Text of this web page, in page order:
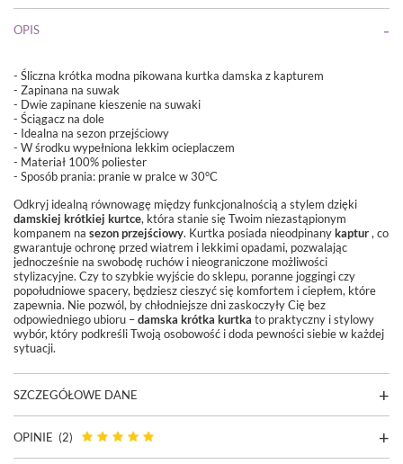
OPIS
- Śliczna krótka modna pikowana kurtka damska z kapturem
- Zapinana na suwak
- Dwie zapinane kieszenie na suwaki
- Ściągacz na dole
- Idealna na sezon przejściowy
- W środku wypełniona lekkim ocieplaczem
- Materiał 100% poliester
- Sposób prania: pranie w pralce w 30°C
Odkryj idealną równowagę między funkcjonalnością a stylem dzięki
damskiej krótkiej kurtce, która stanie się Twoim niezastąpionym
kompanem na sezon przejściowy. Kurtka posiada nieodpinanykaptur, co
gwarantuje ochronę przed wiatrem i lekkimi opadami, pozwalając
jednocześnie na swobodę ruchów i nieograniczone możliwości
stylizacyjne. Czy to szybkie wyjście do sklepu, poranne joggingi czy
popołudniowe spacery, będziesz cieszyć się komfortem i ciepłem, które
zapewnia. Nie pozwól, by chłodniejsze dni zaskoczyły Cię bez
odpowiedniego ubioru –damska krótka kurtka to praktyczny i stylowy
wybór, który podkreśli Twoją osobowość i doda pewności siebie w każdej
sytuacji.
SZCZEGÓŁOWE DANE
OPINIE (2)